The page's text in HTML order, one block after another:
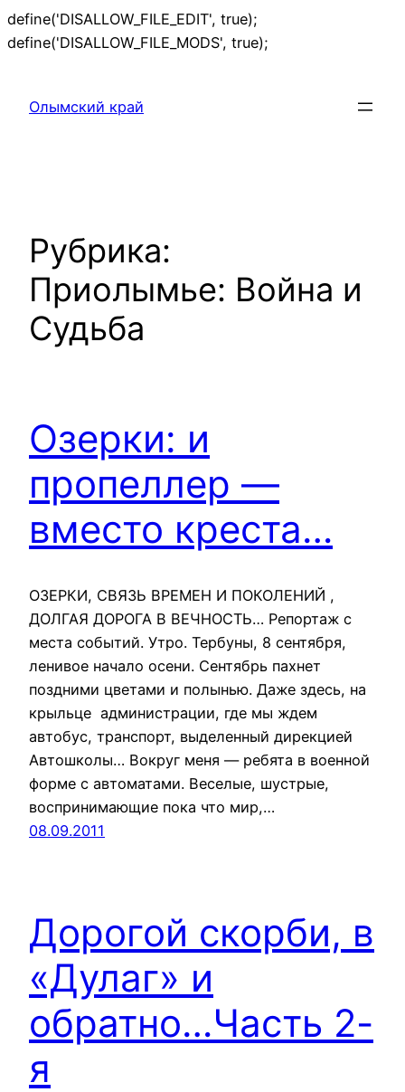
define('DISALLOW_FILE_EDIT', true);
define('DISALLOW_FILE_MODS', true);
Олымский край
Рубрика:
Приолымье: Война и
Судьба
Озерки: и
пропеллер —
вместо креста…
ОЗЕРКИ, СВЯЗЬ ВРЕМЕН И ПОКОЛЕНИЙ ,
ДОЛГАЯ ДОРОГА В ВЕЧНОСТЬ… Репортаж с
места событий. Утро. Тербуны, 8 сентября,
ленивое начало осени. Сентябрь пахнет
поздними цветами и полынью. Даже здесь, на
крыльце администрации, где мы ждем
автобус, транспорт, выделенный дирекцией
Автошколы… Вокруг меня — ребята в военной
форме с автоматами. Веселые, шустрые,
воспринимающие пока что мир,…
08.09.2011
Дорогой скорби, в
«Дулаг» и
обратно…Часть 2-
я